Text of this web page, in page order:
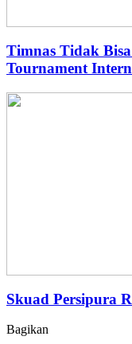
Timnas Tidak
Tournament
Skuad Persipura
Bagikan